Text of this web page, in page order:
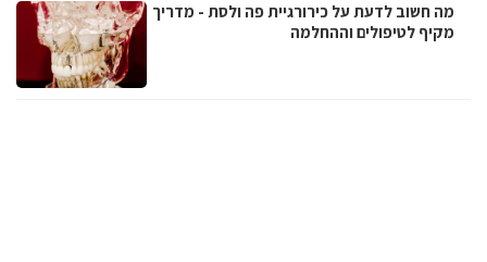
מה חשוב לדעת על כירורגיית פה ולסת - מדריך
מקיף לטיפולים וההחלמה